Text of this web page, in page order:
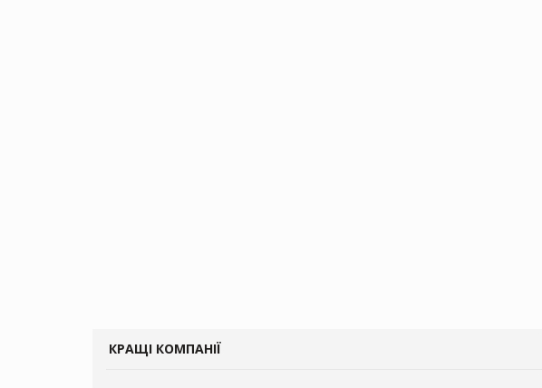
КРАЩІ КОМПАНІЇ